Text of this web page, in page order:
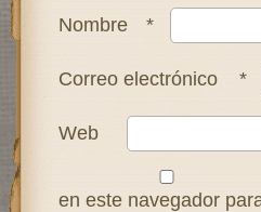
Nombre *
Correo electrónico *
Web
en este navegador